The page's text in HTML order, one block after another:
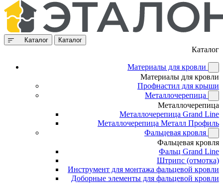
Каталог Каталог
Каталог
Материалы для кровли
Материалы для кровли
Профнастил для крыши
Металлочерепица
Металлочерепица
Металлочерепица Grand Line
Металлочерепица Металл Профиль
Фальцевая кровля
Фальцевая кровля
Фальц Grand Line
Штрипс (отмотка)
Инструмент для монтажа фальцевой кровли
Доборные элементы для фальцевой кровли